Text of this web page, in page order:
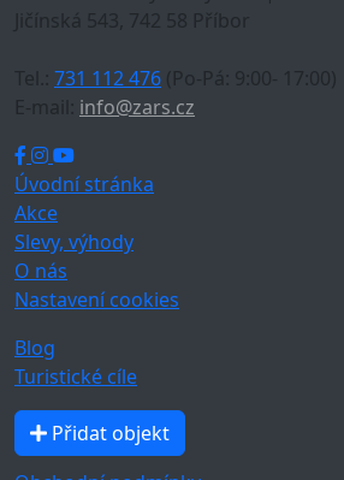
Jičínská 543, 742 58 Příbor
Tel.: 731 112 476 (Po-Pá: 9:00- 17:00)
E-mail: info@zars.cz
Úvodní stránka
Akce
Slevy, výhody
O nás
Nastavení cookies
Blog
Turistické cíle
Přidat objekt